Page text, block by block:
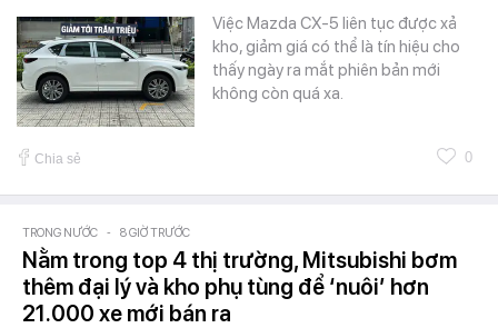
Việc Mazda CX-5 liên tục được xả
kho, giảm giá có thể là tín hiệu cho
thấy ngày ra mắt phiên bản mới
không còn quá xa.
Chia sẻ 0
TRONG NƯỚC - 8 GIỜ TRƯỚC
Nằm trong top 4 thị trường, Mitsubishi bơm
thêm đại lý và kho phụ tùng để ‘nuôi’ hơn
21.000 xe mới bán ra